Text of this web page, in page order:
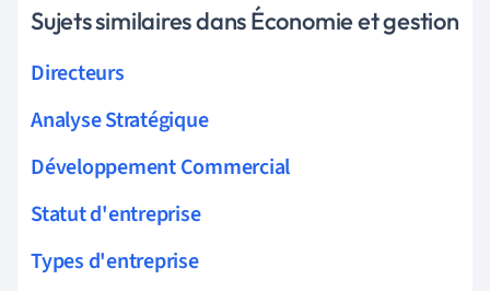
Sujets similaires dans Économie et gestion
Directeurs
Analyse Stratégique
Développement Commercial
Statut d'entreprise
Types d'entreprise